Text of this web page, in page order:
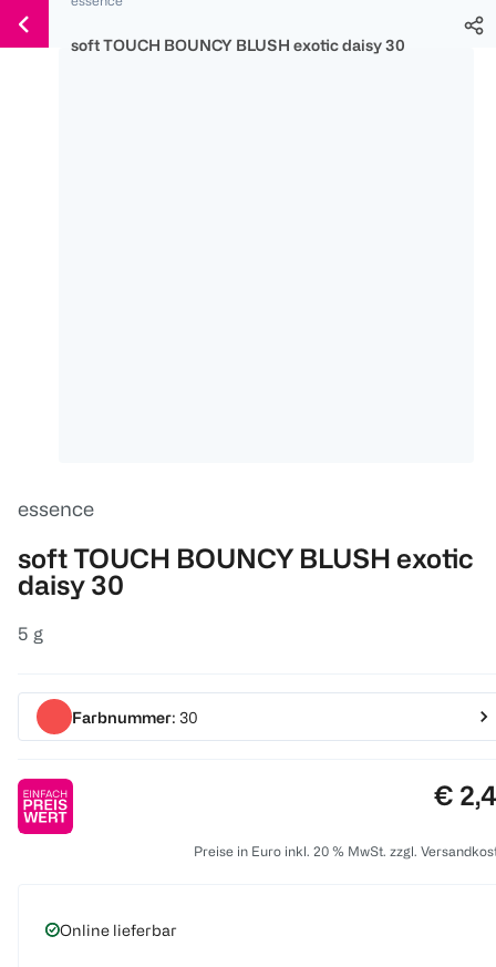
150 Ös
300 Ös
500 Ös
Weiter
zum
soft TOUCH BOUNCY BLUSH exotic daisy 30
essence
soft TOUCH BOUNCY BLUSH exotic
daisy 30
5 g
Farbnummer: 30
€
Preise in Euro inkl. 20 % MwSt. zzgl.
Online lieferbar